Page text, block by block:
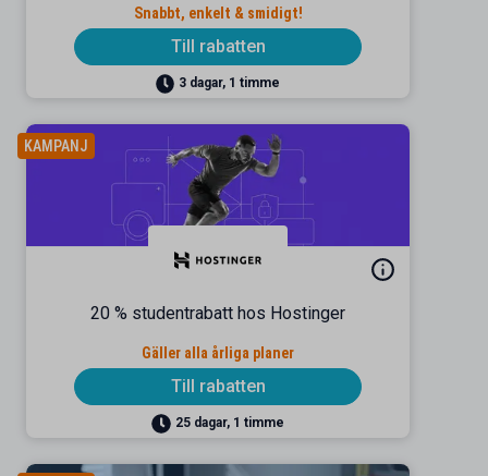
Snabbt, enkelt & smidigt!
Till rabatten
3 dagar, 1 timme
KAMPANJ
20 % studentrabatt hos Hostinger
Gäller alla årliga planer
Till rabatten
25 dagar, 1 timme